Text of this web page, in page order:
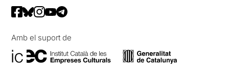
Amb el suport de